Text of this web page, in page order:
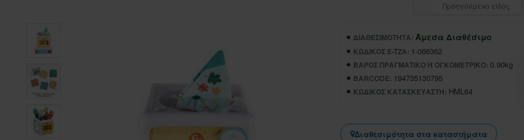
Προηγούμενο είδος
ΔΙΑΘΕΣΙΜΌΤΗΤΑ: Άμεσα Διαθέσιμο
ΚΩΔΙΚΌΣ E-TZA: 1-066362
ΒΆΡΟΣ ΠΡΑΓΜΑΤΙΚΌ Ή ΟΓΚΟΜΕΤΡΙΚΌ: 0.90kg
BARCODE: 194735130795
ΚΩΔΙΚΌΣ ΚΑΤΑΣΚΕΥΑΣΤΉ: HML64
Διαθεσιμότητα στα καταστήματα